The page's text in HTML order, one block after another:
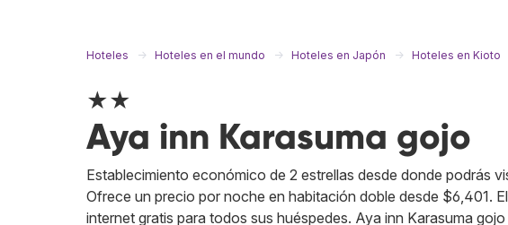
Hoteles Hoteles en el mundo Hoteles en Japón Hoteles en Kioto
★★
Aya inn Karasuma gojo
Establecimiento económico de 2 estrellas desde donde podrás
Ofrece un precio por noche en habitación doble desde $6,401.
internet gratis para todos sus huéspedes. Aya inn Karasuma